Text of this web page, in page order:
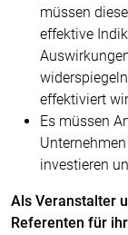
müssen
effektive
effektiviert
Es müssen
investieren
Als Veranstalter
Referenten für